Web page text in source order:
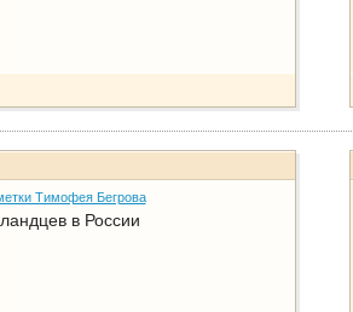
Тимофея Бегрова
в России